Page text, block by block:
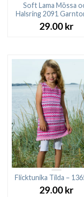
Soft Lama Mössa
Halsring 2091
29.00 kr
Flicktunika Tilda –
29.00 kr